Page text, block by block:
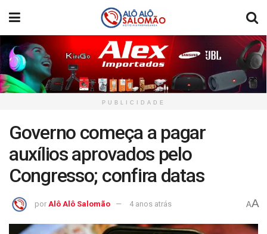
PUBLICIDADE
Governo começa a pagar
auxílios aprovados pelo
Congresso; confira datas
por Alô Alô Salomão 4 anos atrás AA